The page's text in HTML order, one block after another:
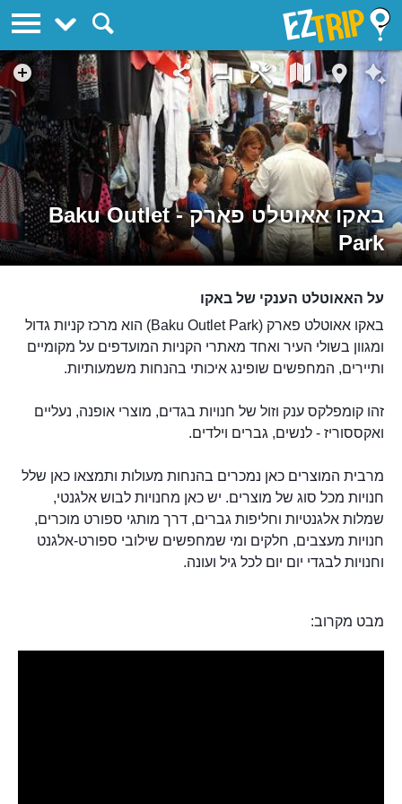
באקו אאוטלט פארק - Baku Outlet
Park
על האאוטלט הענקי של באקו
באקו אאוטלט פארק (Baku Outlet Park) הוא מרכז קניות גדול
ומגוון בשולי העיר ואחד מאתרי הקניות המועדפים על מקומיים
ותיירים, המחפשים שופינג איכותי בהנחות משמעותיות.
זהו קומפלקס ענק וזול של חנויות בגדים, מוצרי אופנה, נעליים
ואקססוריז - לנשים, גברים וילדים.
מרבית המוצרים כאן נמכרים בהנחות מעולות ותמצאו כאן שלל
חנויות מכל סוג של מוצרים. יש כאן מחנויות לבוש אלגנטי,
שמלות אלגנטיות וחליפות גברים, דרך מותגי ספורט מוכרים,
חנויות מעצבים, חלקים ומי שמחפשים שילובי ספורט-אלגנט
וחנויות לבגדי יום יום לכל גיל ועונה.
מבט מקרוב:
EZTrip